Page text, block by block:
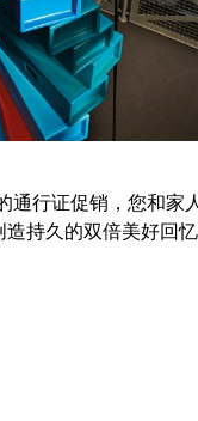
行证促销，您和家
持久的双倍美好回忆